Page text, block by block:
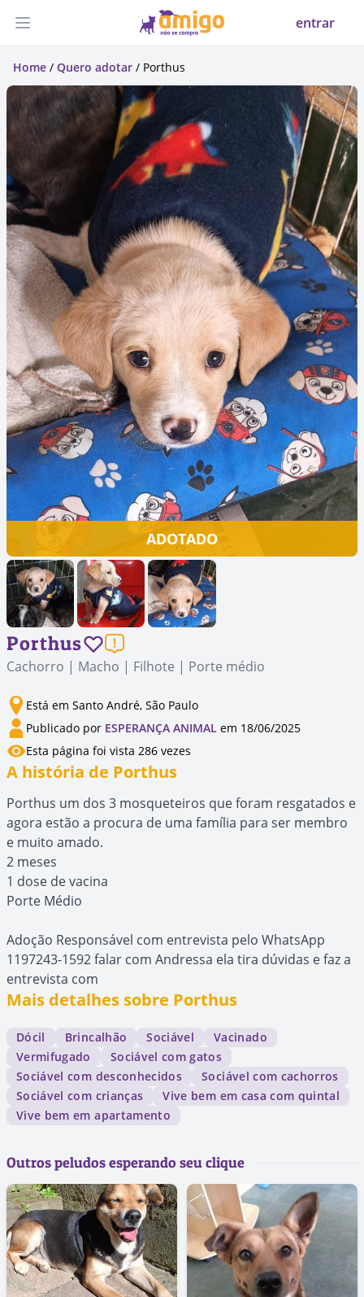
Abrir menu entrar
Home / Quero adotar / Porthus
ADOTADO
Porthus
Cachorro | Macho | Filhote | Porte médio
Está em Santo André, São Paulo
Publicado por ESPERANÇA ANIMAL em 18/06/2025
Esta página foi vista 286 vezes
A história de Porthus
Porthus um dos 3 mosqueteiros que foram resgatados e
agora estão a procura de uma família para ser membro
e muito amado.
2 meses
1 dose de vacina
Porte Médio
Adoção Responsável com entrevista pelo WhatsApp
1197243-1592 falar com Andressa ela tira dúvidas e faz a
entrevista com
Mais detalhes sobre Porthus
Dócil Brincalhão Sociável
Vacinado
Vermifugado
Sociável com gatos
Sociável com desconhecidos
Sociável com cachorros
Sociável com crianças
Vive bem em casa com quintal
Vive bem em apartamento
Outros peludos esperando seu clique